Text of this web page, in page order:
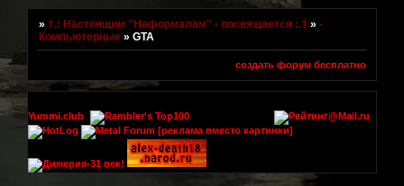
»†.: Настоящим "Неформалам" - посвящается :.† »-
Компьютерные »GTA
создать форум бесплатно
Yummi.club
[реклама вместо картинки]